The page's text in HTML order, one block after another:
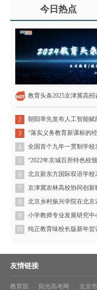
今日热点
教育头条2025京津冀高招
2
朝阳率先发布人工智能赋
3
“落实义务教育新课标的
4
全国首个九年一贯制学
5
“2022年京城百所特色校
6
北京新东方国际双语学校
7
8
北京乡村振兴学院在北京
9
小学教师专业发展研究
10
纯正教育味校长版新年贺
友情链接
教育部 阳光高考网 北京